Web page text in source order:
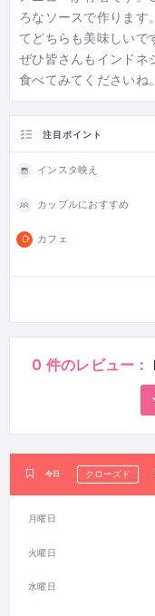
ろなソースで作ります
てどちらも美味しいで
ぜひ皆さんもインドネ
食べてみてくださいね。
注目ポイント
インスタ映え
カップルにおすすめ
カフェ
0 件のレビュー：
今日 クローズド
月曜日
火曜日
水曜日